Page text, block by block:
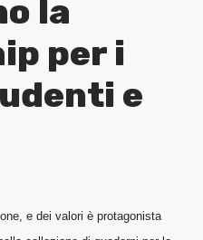
la
per i
e
e dei valori è protagonista